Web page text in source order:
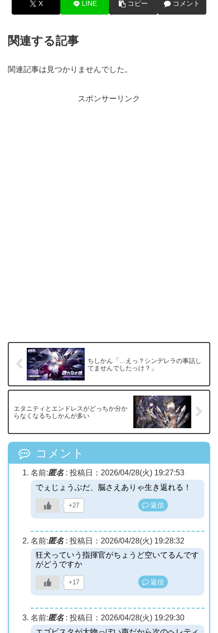
X LINE コピー コメント
関連する記事
関連記事は見つかりませんでした。
スポンサーリンク
ちしかん「…えっ？シンデレラの事話し
てませんでしたっけ？」
エタニティとエンドレスがどっちか分か
らなくなるちしかんが多い
コメント
名前:匿名: 投稿日：2026/04/28(火) 19:27:53
でぇじょうぶだ、脳さえありゃ生き返れる！
+27 返信
名前:匿名: 投稿日：2026/04/28(火) 19:28:32
狂犬っていう指揮官がちょうど空いてるんです
がどうですか
+17 返信
名前:匿名: 投稿日：2026/04/28(火) 19:29:30